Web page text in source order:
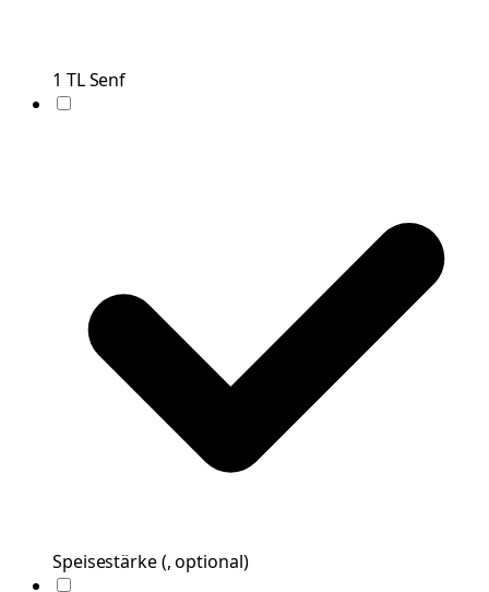
1 TLSenf
Speisestärke(, optional)